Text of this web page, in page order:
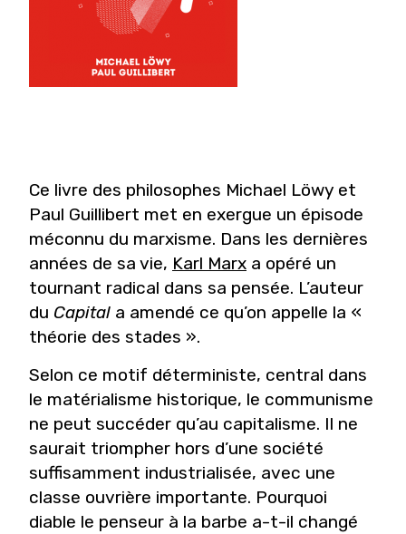
Ce livre des philosophes Michael Löwy et
Paul Guillibert met en exergue un épisode
méconnu du marxisme. Dans les dernières
années de sa vie, Karl Marx a opéré un
tournant radical dans sa pensée. L’auteur
du Capital a amendé ce qu’on appelle la «
théorie des stades ».
Selon ce motif déterministe, central dans
le matérialisme historique, le communisme
ne peut succéder qu’au capitalisme. Il ne
saurait triompher hors d’une société
suffisamment industrialisée, avec une
classe ouvrière importante. Pourquoi
diable le penseur à la barbe a-t-il changé